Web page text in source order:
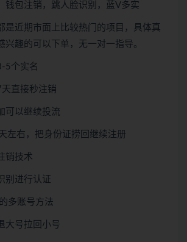
钱包注销，跳人脸识别，蓝V多实
是近期市面上比较热门的项目，具体真
兴趣的可以下单，无一对一指导。
5个实名
直接秒注销
可以继续投流
左右，把身份证捞回继续注册
销技术
别进行认证
多账号方法
大号拉回小号